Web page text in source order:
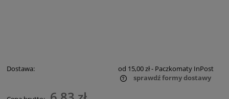
Dostawa: od 15,00 zł- Paczkomaty InPost
sprawdź formy dostawy